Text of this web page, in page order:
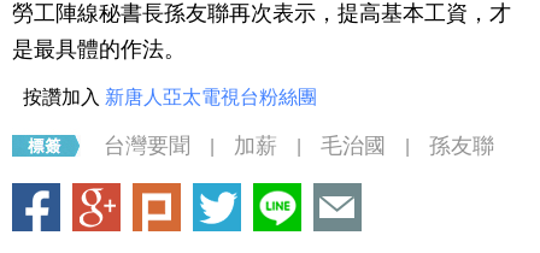
勞工陣線秘書長孫友聯再次表示，提高基本工資，才
是最具體的作法。
按讚加入 新唐人亞太電視台粉絲團
台灣要聞 加薪 毛治國 孫友聯